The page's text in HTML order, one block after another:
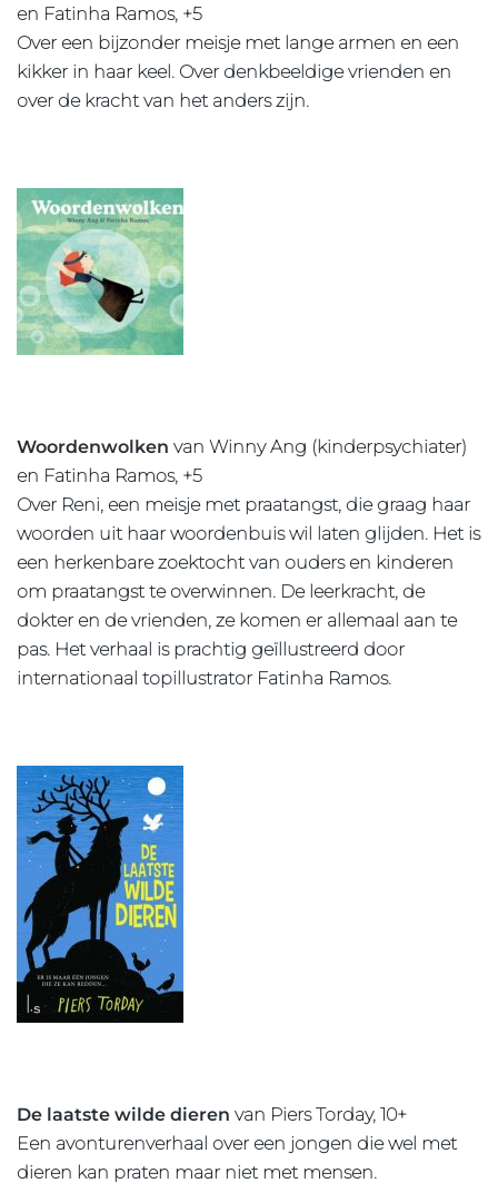
en Fatinha Ramos, +5
Over een bijzonder meisje met lange armen en een
kikker in haar keel. Over denkbeeldige vrienden en
over de kracht van het anders zijn.
Woordenwolken van Winny Ang (kinderpsychiater)
en Fatinha Ramos, +5
Over Reni, een meisje met praatangst, die graag haar
woorden uit haar woordenbuis wil laten glijden. Het is
een herkenbare zoektocht van ouders en kinderen
om praatangst te overwinnen. De leerkracht, de
dokter en de vrienden, ze komen er allemaal aan te
pas. Het verhaal is prachtig geïllustreerd door
internationaal topillustrator Fatinha Ramos.
De laatste wilde dieren van Piers Torday, 10+
Een avonturenverhaal over een jongen die wel met
dieren kan praten maar niet met mensen.